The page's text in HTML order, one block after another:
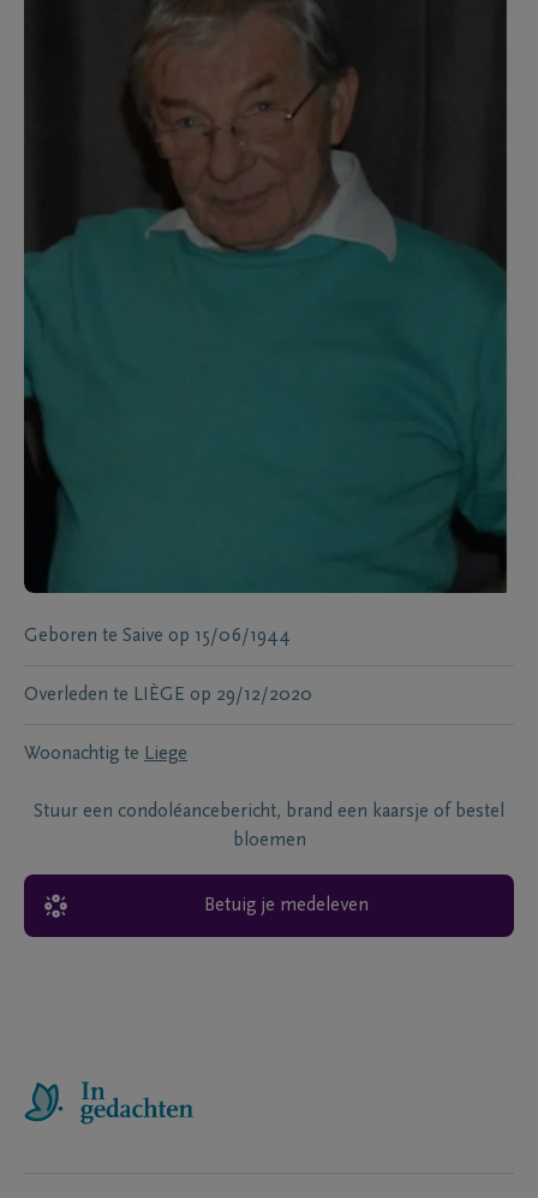
Geboren te Saive op 15/06/1944
Overleden te LIÈGE op 29/12/2020
Woonachtig te Liege
Stuur een condoléancebericht, brand een kaarsje of bestel
bloemen
Betuig je medeleven